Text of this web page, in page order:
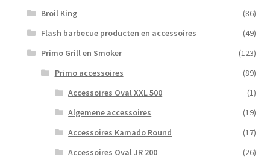
Broil King
(86)
Flash barbecue producten en accessoires
(49)
Primo Grill en Smoker
(123)
Primo accessoires
(89)
Accessoires Oval XXL 500
(1)
Algemene accessoires
(19)
Accessoires Kamado Round
(17)
Accessoires Oval JR 200
(26)